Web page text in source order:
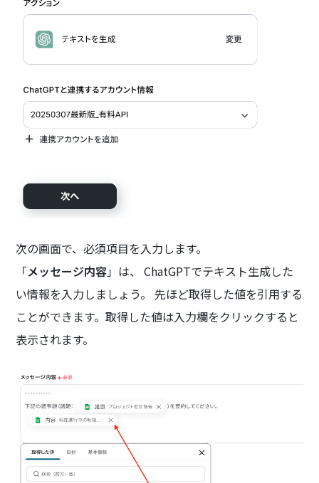
次の画面で、必須項目を入力します。
「メッセージ内容」は、 ChatGPTでテキスト生成した
い情報を入力しましょう。 先ほど取得した値を引用する
ことができます。取得した値は入力欄をクリックすると
表示されます。